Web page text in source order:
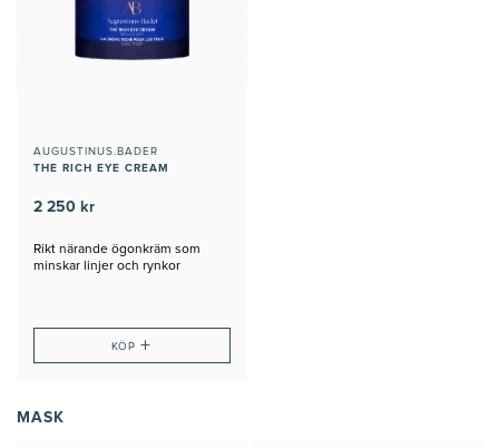
AUGUSTINUS.BADER
THE RICH EYE CREAM
2 250 kr
Rikt närande ögonkräm som
minskar linjer och rynkor
KÖP+
MASK